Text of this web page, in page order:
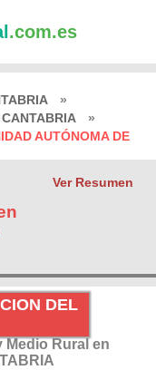
.com.es
»
»
AUTÓNOMA DE
Ver Resumen
DEL
Medio Rural en